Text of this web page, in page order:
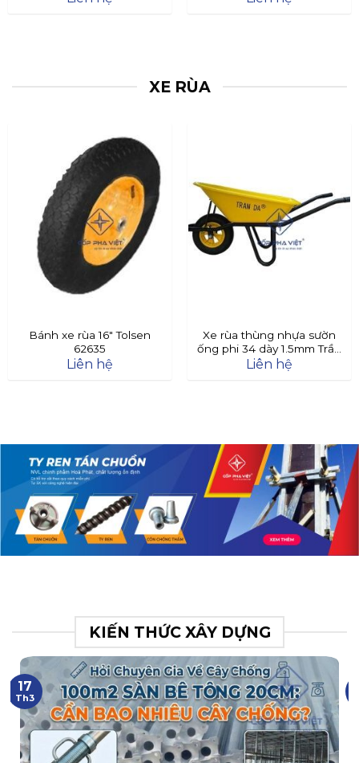
XE RÙA
Bánh xe rùa 16″ Tolsen
62635
Liên hệ
Xe rùa thùng nhựa sườn
ống phi 34 dày 1.5mm Trần
Đà
Liên hệ
KIẾN THỨC XÂY DỰNG
17
Th3